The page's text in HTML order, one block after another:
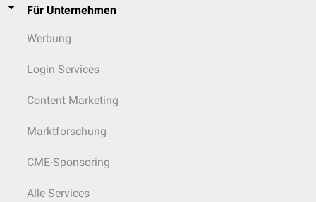
Für Unternehmen
Werbung
Login Services
Content Marketing
Marktforschung
CME-Sponsoring
Alle Services